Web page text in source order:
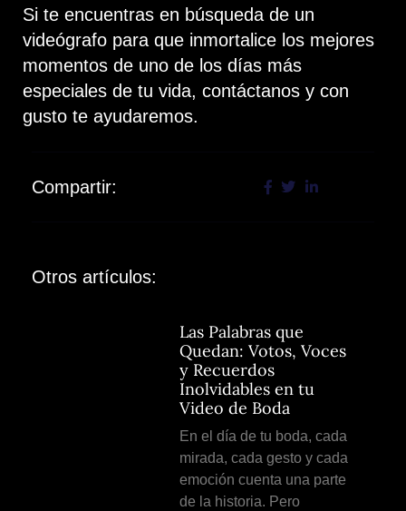
Si te encuentras en búsqueda de un
videógrafo para que inmortalice los mejores
momentos de uno de los días más
especiales de tu vida, contáctanos y con
gusto te ayudaremos.
Compartir:
Otros artículos:
Las Palabras que
Quedan: Votos, Voces
y Recuerdos
Inolvidables en tu
Video de Boda
En el día de tu boda, cada
mirada, cada gesto y cada
emoción cuenta una parte
de la historia. Pero